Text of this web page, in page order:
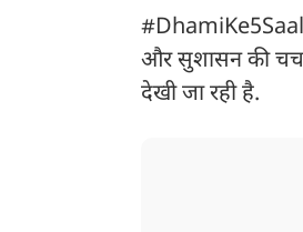
#DhamiKe5Saal
और सुशासन की
देखी जा रही है.